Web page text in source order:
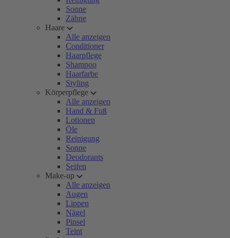
Sonne
Zähne
Haare
Alle anzeigen
Conditioner
Haarpflege
Shampoo
Haarfarbe
Styling
Körperpflege
Alle anzeigen
Hand & Fuß
Lotionen
Öle
Reinigung
Sonne
Deodorants
Seifen
Make-up
Alle anzeigen
Augen
Lippen
Nägel
Pinsel
Teint